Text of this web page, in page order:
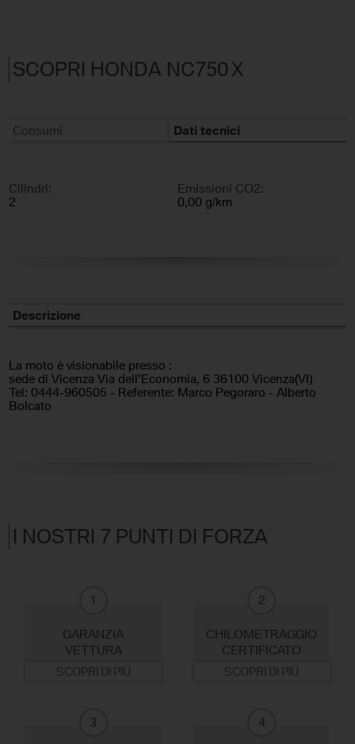
SCOPRI HONDA NC750 X
Consumi Dati tecnici
Cilindri:
2
Emissioni CO2:
0,00 g/km
Descrizione
La moto è visionabile presso :
sede di Vicenza Via dell'Economia, 6 36100 Vicenza(VI)
Tel: 0444-960505 - Referente: Marco Pegoraro - Alberto
Bolcato
I NOSTRI 7 PUNTI DI FORZA
1
GARANZIA
VETTURA
SCOPRI DI PIÙ
2
CHILOMETRAGGIO
CERTIFICATO
SCOPRI DI PIÙ
3 4